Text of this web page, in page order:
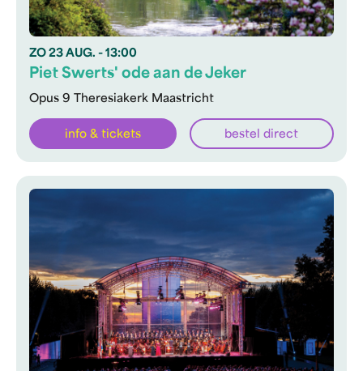
ZO 23 AUG. - 13:00
Opus 9 Theresiakerk Maastricht
Piet Swerts' ode aan de Jeker
info & tickets bestel direct